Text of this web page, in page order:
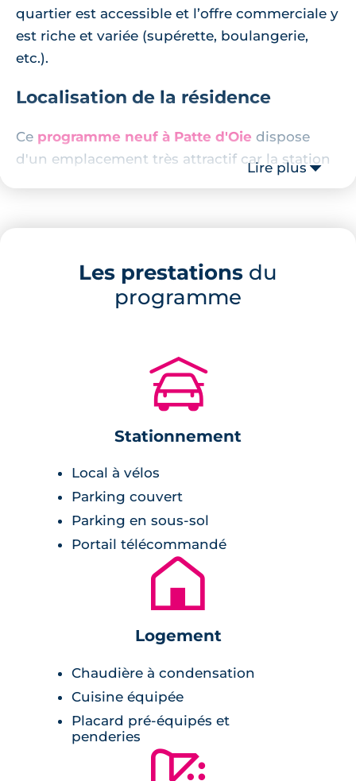
quartier est accessible et l’offre commerciale y
est riche et variée (supérette, boulangerie,
etc.).
Localisation de la résidence
Ce programme neuf à Patte d'Oie dispose
d'un emplacement très attractif car la station
de métro homonyme est à 11 minutes à pied.
7 minutes à pied. Au sein de celle-ci, vous
même le tramway.
Concernant l’éducation, l’offre scolaire
école à 950 m, un lycée à 700 m et un collège
à 1,4 km. Tout ce qui est nécessaire pour le
quotidien est disponible à moins d'1 km :
supermarché, pharmacie, superette, etc.
Au niveau des loisirs, le Zenith de Toulouse est
à 1 km, l’hippodrome à 600 m ou encore la
Prairie des Filtres à 2 km.
Description de la résidence
proposées vont du 2 au 4 pièces. Les
appartements présentent des volumes
fait de la présence de nombreux espaces de
rangement.
L’architecture contemporaine s’intègre
Lire plus
Les prestations du
programme
🚗
Stationnement
Local à vélos
Parking couvert
Parking en sous-sol
Portail télécommandé
🏚
Logement
Chaudière à condensation
Cuisine équipée
Placard pré-équipés et
penderies